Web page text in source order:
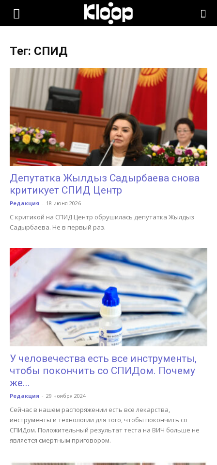
KLOOP.KG
Новости
Кыргызстана
Тег: СПИД
Депутатка Жылдыз Садырбаева снова
критикует СПИД Центр
Редакция - 18 июня 2026
С критикой на СПИД Центр обрушилась депутатка Жылдыз
Садырбаева. Не в первый раз.
У человечества есть все инструменты,
чтобы покончить со СПИДом. Почему
же...
Редакция - 29 ноября 2024
Сейчас в нашем распоряжении есть все лекарства,
инструменты и технологии для того, чтобы покончить со
СПИДом. Положительный результат теста на ВИЧ больше не
является смертным приговором.